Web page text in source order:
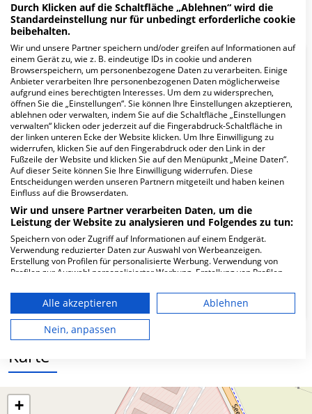
Mehr Informationen
FAQ
Hier ﬁnden Sie häuﬁg gestellte Fragen zu dieser Klinik.
Wie lautet die Adresse von MVZ PoliMedico
GmbH Zahn-,Mund- u. Kieferchirurgie?
An der Wipper 2
06567 Bad Frankenhausen
Wie ist die Telefonnummer von MVZ
PoliMedico GmbH Zahn-,Mund- u.
Karte
+
Durch Klicken auf die Schaltfläche „Ablehnen“ wird die
Standardeinstellung nur für unbedingt erforderliche cookie
beibehalten.
Wir und unsere Partner speichern und/oder greifen auf Informationen auf
einem Gerät zu, wie z. B. eindeutige IDs in cookie und anderen
Browserspeichern, um personenbezogene Daten zu verarbeiten. Einige
Anbieter verarbeiten Ihre personenbezogenen Daten möglicherweise
aufgrund eines berechtigten Interesses. Um dem zu widersprechen,
öffnen Sie die „Einstellungen“. Sie können Ihre Einstellungen akzeptieren,
ablehnen oder verwalten, indem Sie auf die Schaltfläche „Einstellungen
verwalten“ klicken oder jederzeit auf die Fingerabdruck-Schaltfläche in
der linken unteren Ecke der Website klicken. Um Ihre Einwilligung zu
widerrufen, klicken Sie auf den Fingerabdruck oder den Link in der
Fußzeile der Website und klicken Sie auf den Menüpunkt „Meine Daten“.
Auf dieser Seite können Sie Ihre Einwilligung widerrufen. Diese
Entscheidungen werden unseren Partnern mitgeteilt und haben keinen
Einfluss auf die Browserdaten.
Wir und unsere Partner verarbeiten Daten, um die
Leistung der Website zu analysieren und Folgendes zu tun:
Speichern von oder Zugriff auf Informationen auf einem Endgerät.
Verwendung reduzierter Daten zur Auswahl von Werbeanzeigen.
Erstellung von Profilen für personalisierte Werbung. Verwendung von
Profilen zur Auswahl personalisierter Werbung. Erstellung von Profilen
personalisierter Inhalte. Messung der Werbeleistung. Messung der
Performance von Inhalten. Analyse von Zielgruppen durch Statistiken
oder Kombinationen von Daten aus verschiedenen Quellen. Entwicklung
und Verbesserung der Angebote. Verwendung reduzierter Daten zur
Auswahl von Inhalten.
die USA gesendet werden.
Partnerliste anzeigen (1 IAB-Anbieter)
Alle akzeptieren
Ablehnen
Nein, anpassen